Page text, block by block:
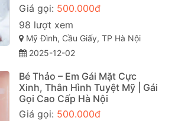
Giá gọi: 500.000đ
98 lượt xem
Mỹ Đình, Cầu Giấy, TP Hà Nội
2025-12-02
Bé Thảo – Em Gái Mặt Cực
Xinh, Thân Hình Tuyệt Mỹ | Gái
Gọi Cao Cấp Hà Nội
Giá gọi: 500.000đ